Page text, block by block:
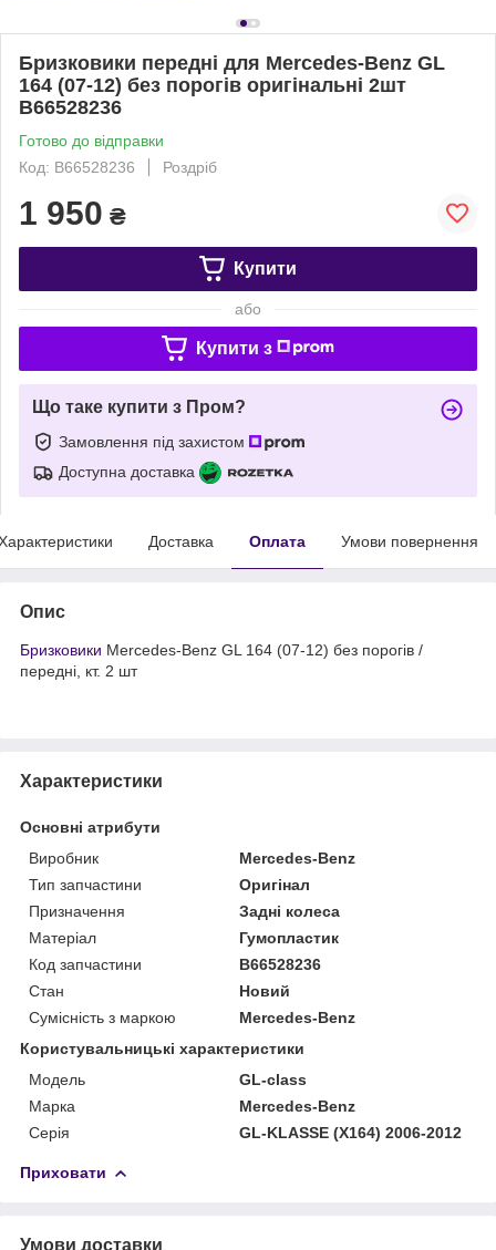
Бризковики передні для Mercedes-Benz GL
164 (07-12) без порогів оригінальні 2шт
B66528236
Готово до відправки
Код: B66528236
Роздріб
1 950 ₴
Купити
або
Купити з
Що таке купити з Пром?
Замовлення під захистом
Доступна доставка
Доставка Оплата Умови повернення
Опис
Бризковики Mercedes-Benz GL 164 (07-12) без порогів /
передні, кт. 2 шт
Характеристики
Основні атрибути
Виробник
Mercedes-Benz
Тип запчастини
Оригінал
Призначення
Задні колеса
Матеріал
Гумопластик
Код запчастини
B66528236
Стан
Новий
Сумісність з маркою
Mercedes-Benz
Користувальницькі характеристики
Модель
GL-class
Марка
Mercedes-Benz
Серія
GL-KLASSE (X164) 2006-2012
Приховати
Умови доставки